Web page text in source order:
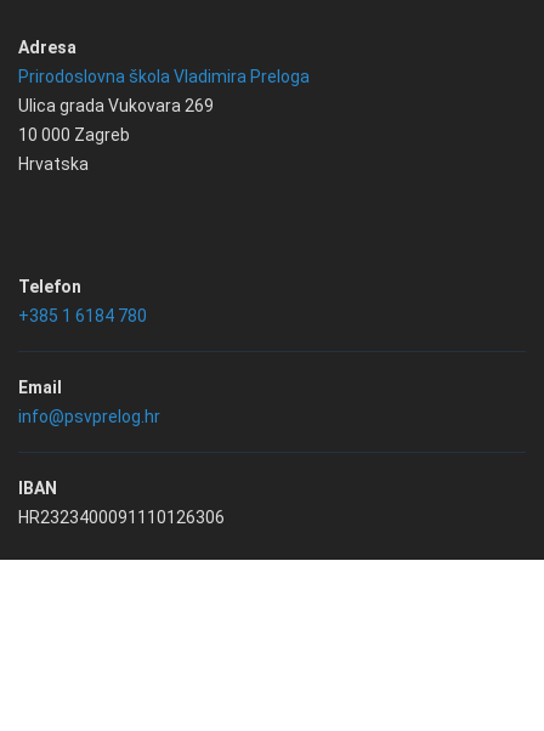
Adresa
Prirodoslovna škola Vladimira Preloga
Ulica grada Vukovara 269
10 000 Zagreb
Hrvatska
Telefon
+385 1 6184 780
Email
info@psvprelog.hr
IBAN
HR2323400091110126306